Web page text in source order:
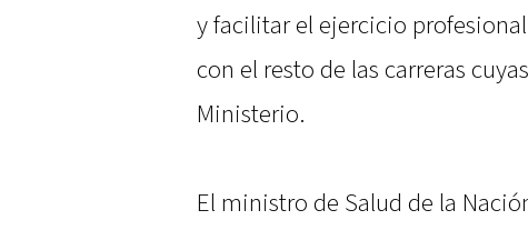
y facilitar el ejercicio
con el resto de las carreras
Ministerio.
El ministro de Salud de la